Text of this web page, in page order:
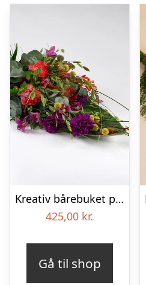
Kreativ bårebuket på stort blad – Blomster til begravelse
425,00 kr.
Gå til shop